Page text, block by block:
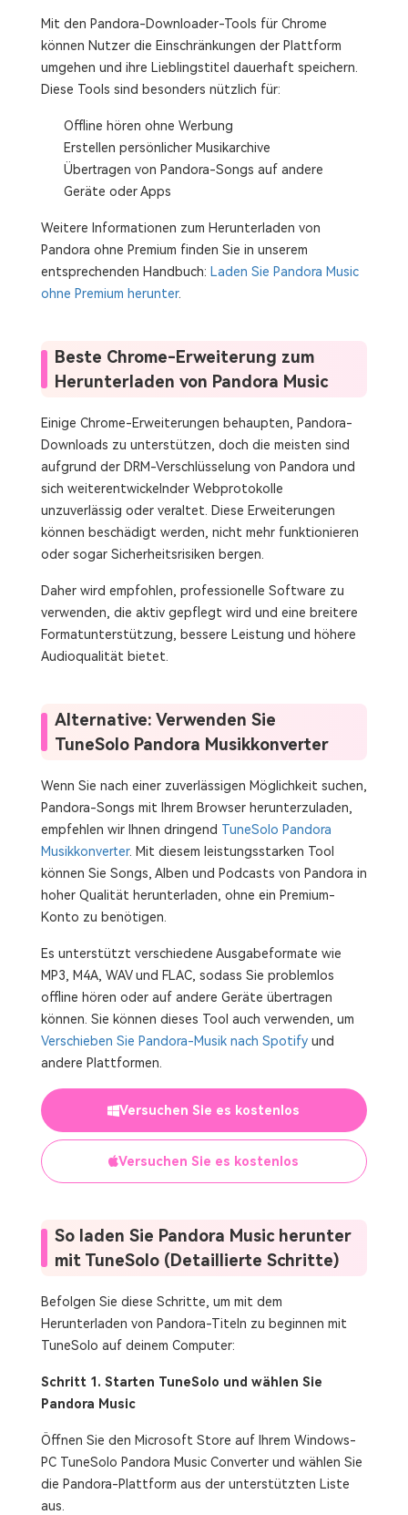
Mit den Pandora-Downloader-Tools für Chrome
können Nutzer die Einschränkungen der Plattform
umgehen und ihre Lieblingstitel dauerhaft speichern.
Diese Tools sind besonders nützlich für:
Offline hören ohne Werbung
Erstellen persönlicher Musikarchive
Übertragen von Pandora-Songs auf andere
Geräte oder Apps
Weitere Informationen zum Herunterladen von
Pandora ohne Premium finden Sie in unserem
entsprechenden Handbuch: Laden Sie Pandora Music
ohne Premium herunter.
Beste Chrome-Erweiterung zum
Herunterladen von Pandora Music
Einige Chrome-Erweiterungen behaupten, Pandora-
Downloads zu unterstützen, doch die meisten sind
aufgrund der DRM-Verschlüsselung von Pandora und
sich weiterentwickelnder Webprotokolle
unzuverlässig oder veraltet. Diese Erweiterungen
können beschädigt werden, nicht mehr funktionieren
oder sogar Sicherheitsrisiken bergen.
Daher wird empfohlen, professionelle Software zu
verwenden, die aktiv gepflegt wird und eine breitere
Formatunterstützung, bessere Leistung und höhere
Audioqualität bietet.
Alternative: Verwenden Sie
TuneSolo Pandora Musikkonverter
Wenn Sie nach einer zuverlässigen Möglichkeit suchen,
Pandora-Songs mit Ihrem Browser herunterzuladen,
empfehlen wir Ihnen dringend TuneSolo Pandora
Musikkonverter. Mit diesem leistungsstarken Tool
können Sie Songs, Alben und Podcasts von Pandora in
hoher Qualität herunterladen, ohne ein Premium-
Konto zu benötigen.
Es unterstützt verschiedene Ausgabeformate wie
MP3, M4A, WAV und FLAC, sodass Sie problemlos
offline hören oder auf andere Geräte übertragen
können. Sie können dieses Tool auch verwenden, um
Verschieben Sie Pandora-Musik nach Spotifyund
andere Plattformen.
Versuchen Sie es kostenlos
Versuchen Sie es kostenlos
So laden Sie Pandora Music herunter
mit TuneSolo (Detaillierte Schritte)
Befolgen Sie diese Schritte, um mit dem
Herunterladen von Pandora-Titeln zu beginnen mit
TuneSolo auf deinem Computer:
Schritt 1. Starten TuneSolo und wählen Sie
Pandora Music
Öffnen Sie den Microsoft Store auf Ihrem Windows-
PC TuneSolo Pandora Music Converter und wählen Sie
die Pandora-Plattform aus der unterstützten Liste
aus.